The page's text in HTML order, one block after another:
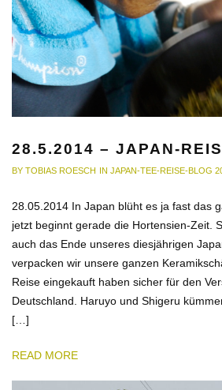
28.5.2014 – JAPAN-
BY TOBIAS ROESCH IN JAPAN-TEE-REISE-BLOG
28.05.2014 In Japan blüht es ja fast das
jetzt beginnt gerade die Hortensien-Zeit.
auch das Ende unseres diesjährigen
verpacken wir unsere ganzen
Reise eingekauft haben sicher für den
Deutschland. Haruyo und Shigeru
[…]
READ MORE